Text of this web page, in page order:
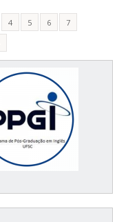
4 5 6
7